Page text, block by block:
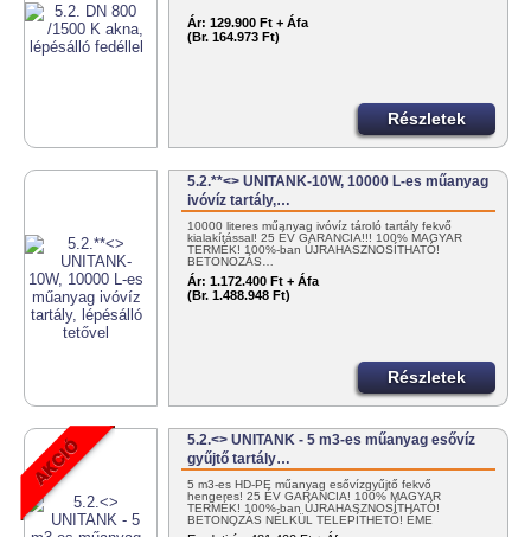
Ár: 129.900 Ft + Áfa
(Br. 164.973 Ft)
Részletek
5.2.**<> UNITANK-10W, 10000 L-es műanyag
ivóvíz tartály,…
10000 literes műanyag ivóvíz tároló tartály fekvő
kialakítással! 25 ÉV GARANCIA!!! 100% MAGYAR
TERMÉK! 100%-ban ÚJRAHASZNOSÍTHATÓ!
BETONOZÁS…
Ár: 1.172.400 Ft + Áfa
(Br. 1.488.948 Ft)
Részletek
5.2.<> UNITANK - 5 m3-es műanyag esővíz
gyűjtő tartály…
5 m3-es HD-PE műanyag esővízgyűjtő fekvő
hengeres! 25 ÉV GARANCIA! 100% MAGYAR
TERMÉK! 100%-ban ÚJRAHASZNOSÍTHATÓ!
BETONOZÁS NÉLKÜL TELEPÍTHETŐ! ÉME
ENGEDÉLYES! …